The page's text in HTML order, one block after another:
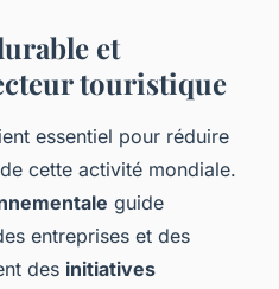
et
touristique
essentiel pour réduire
cette activité mondiale.
guide
entreprises et des
des initiatives